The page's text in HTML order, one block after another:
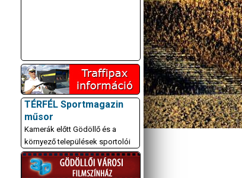
TÉRFÉL Sportmagazin
műsor
Kamerák előtt Gödöllő és a
környező települések sportolói